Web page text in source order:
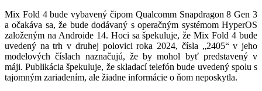
Mix Fold 4 bude vybavený čipom Qualcomm Snapdragon 8 Gen 3
a očakáva sa, že bude dodávaný s operačným systémom HyperOS
založeným na Androide 14. Hoci sa špekuluje, že Mix Fold 4 bude
uvedený na trh v druhej polovici roka 2024, čísla „2405“ v jeho
modelových číslach naznačujú, že by mohol byť predstavený v
máji. Publikácia špekuluje, že skladací telefón bude uvedený spolu s
tajomným zariadením, ale žiadne informácie o ňom neposkytla.